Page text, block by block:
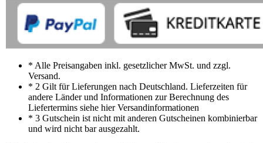
* Alle Preisangaben inkl. gesetzlicher MwSt. und zzgl.
Versand.
* 2 Gilt für Lieferungen nach Deutschland. Lieferzeiten für
andere Länder und Informationen zur Berechnung des
Liefertermins siehe hier Versandinformationen
* 3 Gutschein ist nicht mit anderen Gutscheinen kombinierbar
und wird nicht bar ausgezahlt.